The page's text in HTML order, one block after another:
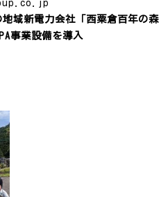
域新電力会社「西粟倉百年の森
事業設備を導入